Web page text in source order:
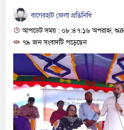
বাগেরহাট জেলা প্রতিনিধি
আপডেট সময় : ০৮:৪৭:১৬ অপরাহ্ন,
৭৯ জন সংবাদটি পড়েছেন